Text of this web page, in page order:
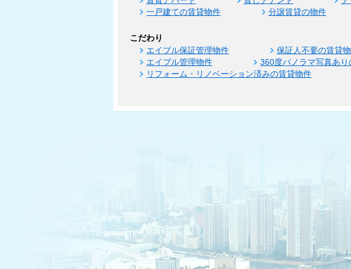
一戸建ての賃貸物件
分譲賃貸の物件
こだわり
エイブル保証管理物件 保証人不要の賃貸
エイブル管理物件
360度パノラマ写真あり
リフォーム・リノベーション済みの賃貸物件